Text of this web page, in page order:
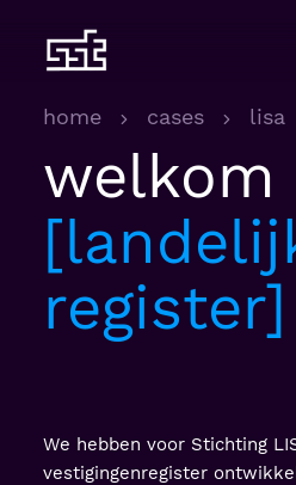
home cases lisa
welkom
register
We hebben voor Stichting
vestigingenregister